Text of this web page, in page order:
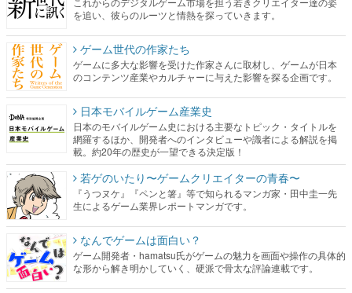
を追い、彼らのルーツと情熱を探っていきます。
ゲーム世代の作家たち
ゲームに多大な影響を受けた作家さんに取材し、ゲームが日本
のコンテンツ産業やカルチャーに与えた影響を探る企画です。
日本モバイルゲーム産業史
日本のモバイルゲーム史における主要なトピック・タイトルを
網羅するほか、開発者へのインタビューや識者による解説を掲
載。約20年の歴史が一望できる決定版！
若ゲのいたり〜ゲームクリエイターの青春〜
『うつヌケ』『ペンと箸』等で知られるマンガ家・田中圭一先
生によるゲーム業界レポートマンガです。
なんでゲームは面白い？
ゲーム開発者・hamatsu氏がゲームの魅力を画面や操作の具体的
な形から解き明かしていく、硬派で骨太な評論連載です。